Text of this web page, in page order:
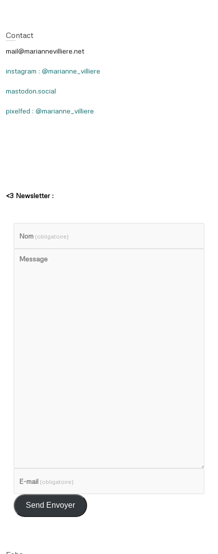
Contact
mail@mariannevilliere.net
instagram : @marianne_villiere
mastodon.social
pixelfed : @marianne_villiere
<3 Newsletter :
Nom (obligatoire)
Message
E-mail (obligatoire)
Send Envoyer